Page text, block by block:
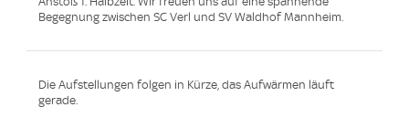
Begegnung zwischen SC Verl und SV Waldhof Mannheim.
Die Aufstellungen folgen in Kürze, das Aufwärmen läuft
gerade.